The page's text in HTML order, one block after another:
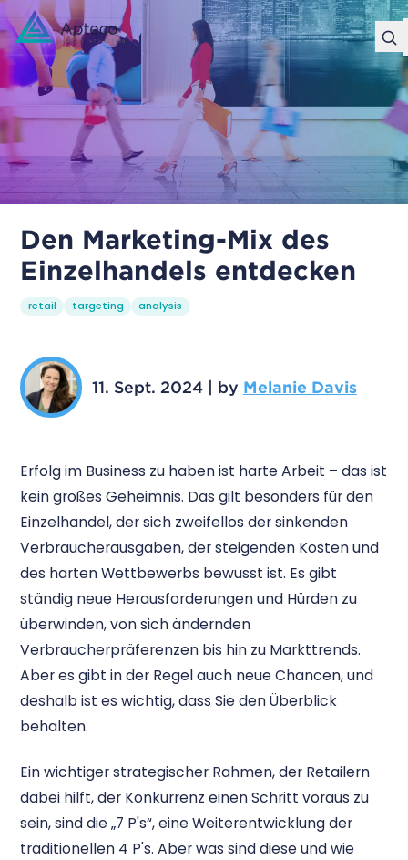
Den Marketing-Mix des
Einzelhandels entdecken
retail targeting analysis
11. Sept. 2024| by Melanie Davis
Erfolg im Business zu haben ist harte Arbeit – das ist
kein großes Geheimnis. Das gilt besonders für den
Einzelhandel, der sich zweifellos der sinkenden
Verbraucherausgaben, der steigenden Kosten und
des harten Wettbewerbs bewusst ist. Es gibt
ständig neue Herausforderungen und Hürden zu
überwinden, von sich ändernden
Verbraucherpräferenzen bis hin zu Markttrends.
Aber es gibt in der Regel auch neue Chancen, und
deshalb ist es wichtig, dass Sie den Überblick
behalten.
Ein wichtiger strategischer Rahmen, der Retailern
dabei hilft, der Konkurrenz einen Schritt voraus zu
sein, sind die „7 P's“, eine Weiterentwicklung der
traditionellen 4 P's. Aber was sind diese und wie